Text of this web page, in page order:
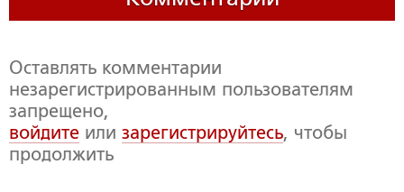
Оставлять комментарии
незарегистрированным пользователям
запрещено,
войдите или зарегистрируйтесь, чтобы
продолжить